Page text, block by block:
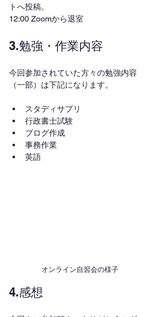
トへ投稿。
12:00 Zoomから退室
3.勉強・作業内容
今回参加されていた方々の勉強内容
（一部）は下記になります。
スタディサプリ
行政書士試験
ブログ作成
事務作業
英語
オンライン自習会の様子
4.感想